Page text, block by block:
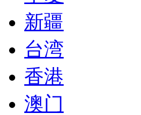
新疆
台湾
香港
澳门